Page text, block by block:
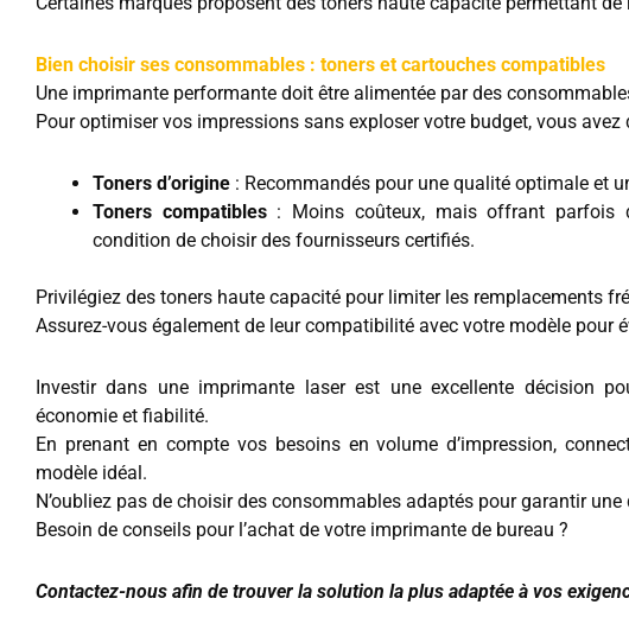
Bien choisir ses consommables : toners et cartouches compatibles
Une imprimante performante doit être alimentée par des
Pour optimiser vos impressions sans exploser votre budget, vous avez
Toners d’origine : Recommandés pour une qualité optimale et
Toners compatibles: Moins coûteux, mais offrant parfois
condition de choisir des fournisseurs certifiés.
Privilégiez des toners haute capacité pour limiter les remplacements
Assurez-vous également de leur compatibilité avec votre modèle pour
Investir dans une imprimante laser est une excellente décision
économie et fiabilité.
En prenant en compte vos besoins en volume d’impression,
modèle idéal.
N’oubliez pas de choisir des consommables adaptés pour garantir
Besoin de conseils pour l’achat de votre imprimante de bureau ?
Contactez-nous afin de trouver la solution la plus adaptée à vos